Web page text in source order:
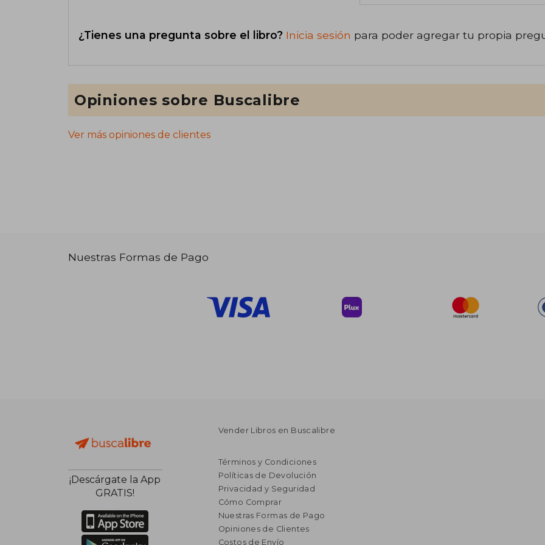
¿Tienes una pregunta sobre el libro? Inicia sesión para poder agregar tu propia
Opiniones sobre Buscalibre
Ver más opiniones de clientes
Nuestras Formas de Pago
¡Descárgate la App
GRATIS!
Vender Libros en Buscalibre
Términos y Condiciones
Políticas de Devolución
Privacidad y Seguridad
Cómo Comprar
Nuestras Formas de Pago
Opiniones de Clientes
Costos de Envío